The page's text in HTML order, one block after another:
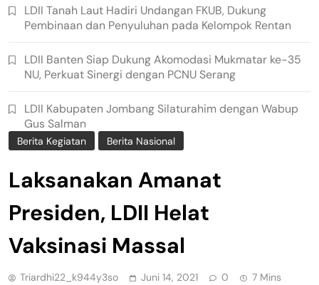
Berita Kegiatan Berita Nasional
Laksanakan Amanat
Presiden, LDII Helat
Vaksinasi Massal
Triardhi22_k944y3so Juni 14, 2021 0 7 Mins
LDII Tanah Laut Hadiri Undangan FKUB, Dukung
Pembinaan dan Penyuluhan pada Kelompok Rentan
LDII Banten Siap Dukung Akomodasi Mukmatar ke-35
NU, Perkuat Sinergi dengan PCNU Serang
LDII Kabupaten Jombang Silaturahim dengan Wabup
Gus Salman